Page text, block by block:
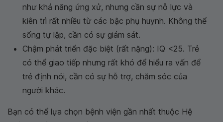
như khả năng ứng xử, nhưng cần sự nỗ lực và
kiên trì rất nhiều từ các bậc phụ huynh. Không thể
sống tự lập, cần có sự giám sát.
Chậm phát triển đặc biệt (rất nặng): IQ <25. Trẻ
có thể giao tiếp nhưng rất khó để hiểu ra vấn để
trẻ định nói, cần có sự hỗ trợ, chăm sóc của
người khác.
Bạn có thể lựa chọn bệnh viện gần nhất thuộc Hệ